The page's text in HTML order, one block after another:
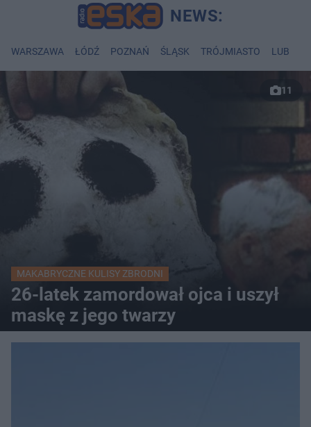
WARSZAWA ŁÓDŹ POZNAŃ ŚLĄSK TRÓJMIASTO LUBLIN
11
MAKABRYCZNE KULISY ZBRODNI
26-latek zamordował ojca i uszył
maskę z jego twarzy